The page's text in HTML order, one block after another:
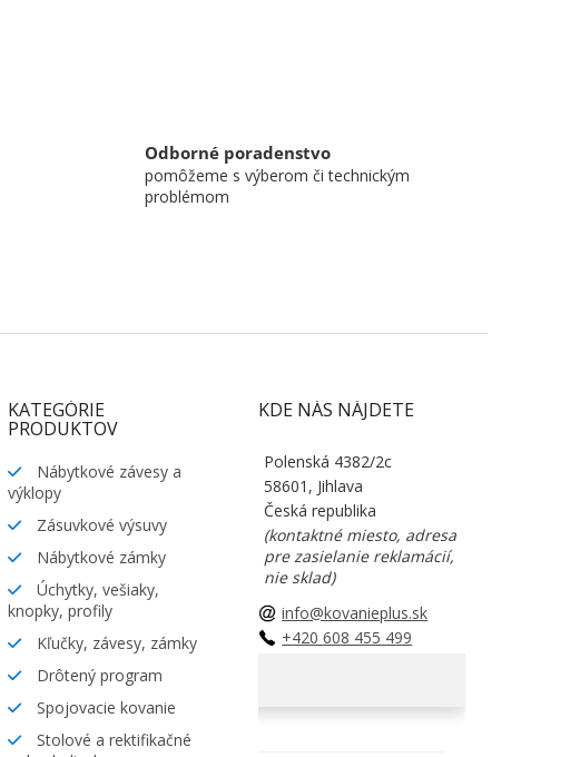
Odborné poradenstvo
pomôžeme s výberom či technickým
problémom
KATEGÓRIE
PRODUKTOV
Nábytkové závesy a
výklopy
Zásuvkové výsuvy
Nábytkové zámky
Úchytky, vešiaky,
knopky, profily
Kľučky, závesy, zámky
Drôtený program
Spojovacie kovanie
Stolové a rektifikačné
KDE NÁS NÁJDETE
Polenská 4382/2c
58601, Jihlava
Česká republika
(kontaktné miesto, adresa
pre zasielanie reklamácií,
nie sklad)
info@kovanieplus.sk
+420 608 455 499